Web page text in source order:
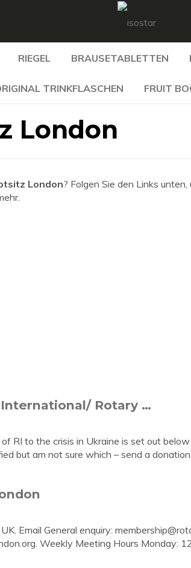
RIEGEL BRAUSETABLETTEN
TRINKFLASCHEN FRUIT
London
London? Folgen Sie den Links unten,
Rotary …
RI to the crisis in Ukraine is set out below
but am not sure which – send a
Email General enquiry:
. Weekly Meeting Hours Monday: